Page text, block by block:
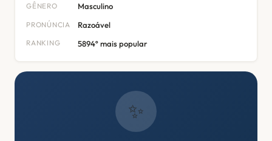
GÊNERO Masculino
PRONÚNCIA Razoável
RANKING 5894º mais popular
✨